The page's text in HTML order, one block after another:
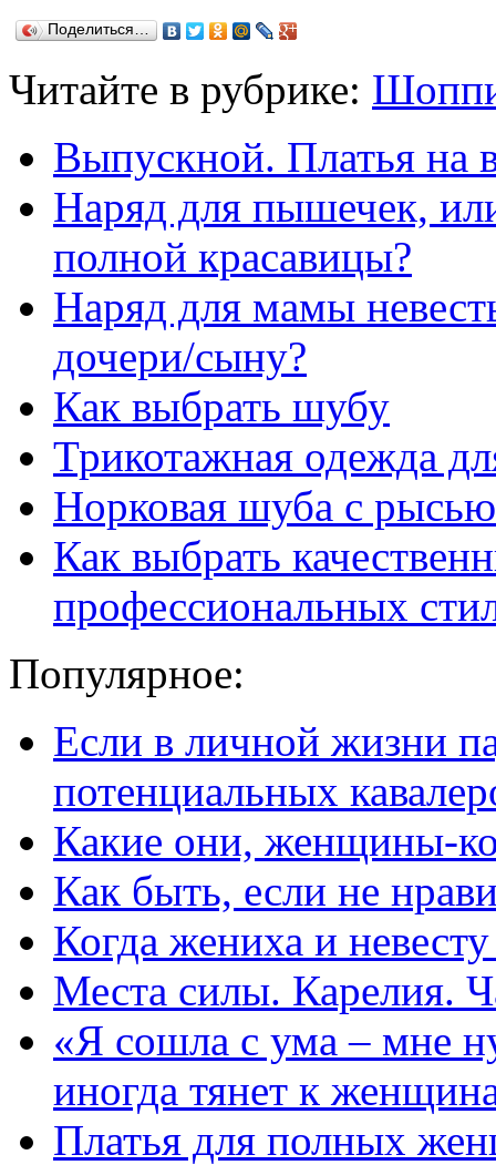
Поделиться…
Читайте в рубрике:
Выпускной. Платья на
Наряд для пышечек,
полной красавицы?
Наряд для мамы
дочери/сыну?
Как выбрать шубу
Трикотажная одежда
Норковая шуба с рысью
Как выбрать
профессиональных
Популярное:
Если в личной жизни
потенциальных
Какие они, женщины-
Как быть, если не
Когда жениха и
Места силы. Карелия.
«Я сошла с ума – мне
иногда тянет к
Платья для полных